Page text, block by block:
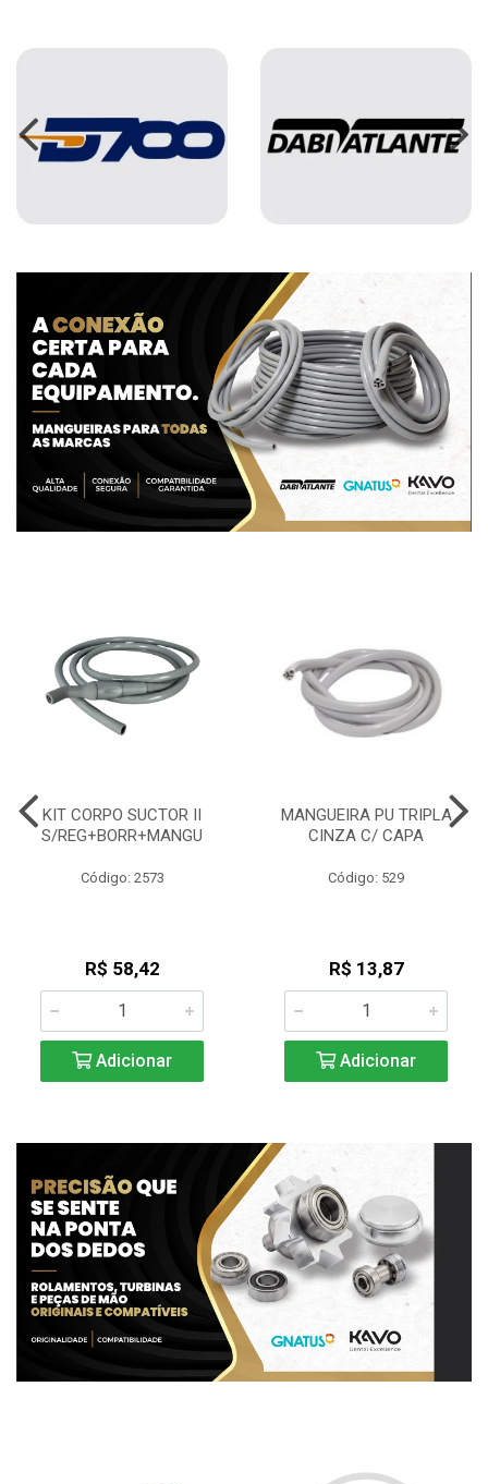
KIT CORPO SUCTOR II
S/REG+BORR+MANGU
Código: 2573
R$ 58,42
Adicionar
MANGUEIRA PU TRIPLA
CINZA C/ CAPA
Código: 529
R$ 13,87
Adicionar